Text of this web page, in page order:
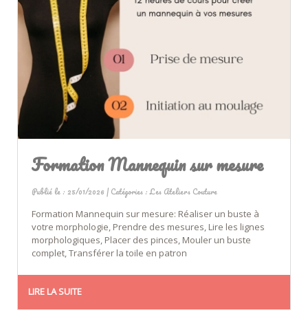
Formation Mannequin sur mesure
Publié le : 25/01/2026 | Catégories :Les Ateliers Couture
Formation Mannequin sur mesure: Réaliser un buste à
votre morphologie, Prendre des mesures, Lire les lignes
morphologiques, Placer des pinces, Mouler un buste
complet, Transférer la toile en patron
LIRE LA SUITE